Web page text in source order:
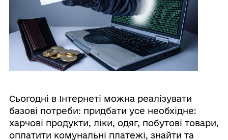
Сьогодні в Інтернеті можна реалізувати
базові потреби: придбати усе необхідне:
харчові продукти, ліки, одяг, побутові товари,
оплатити комунальні платежі, знайти та